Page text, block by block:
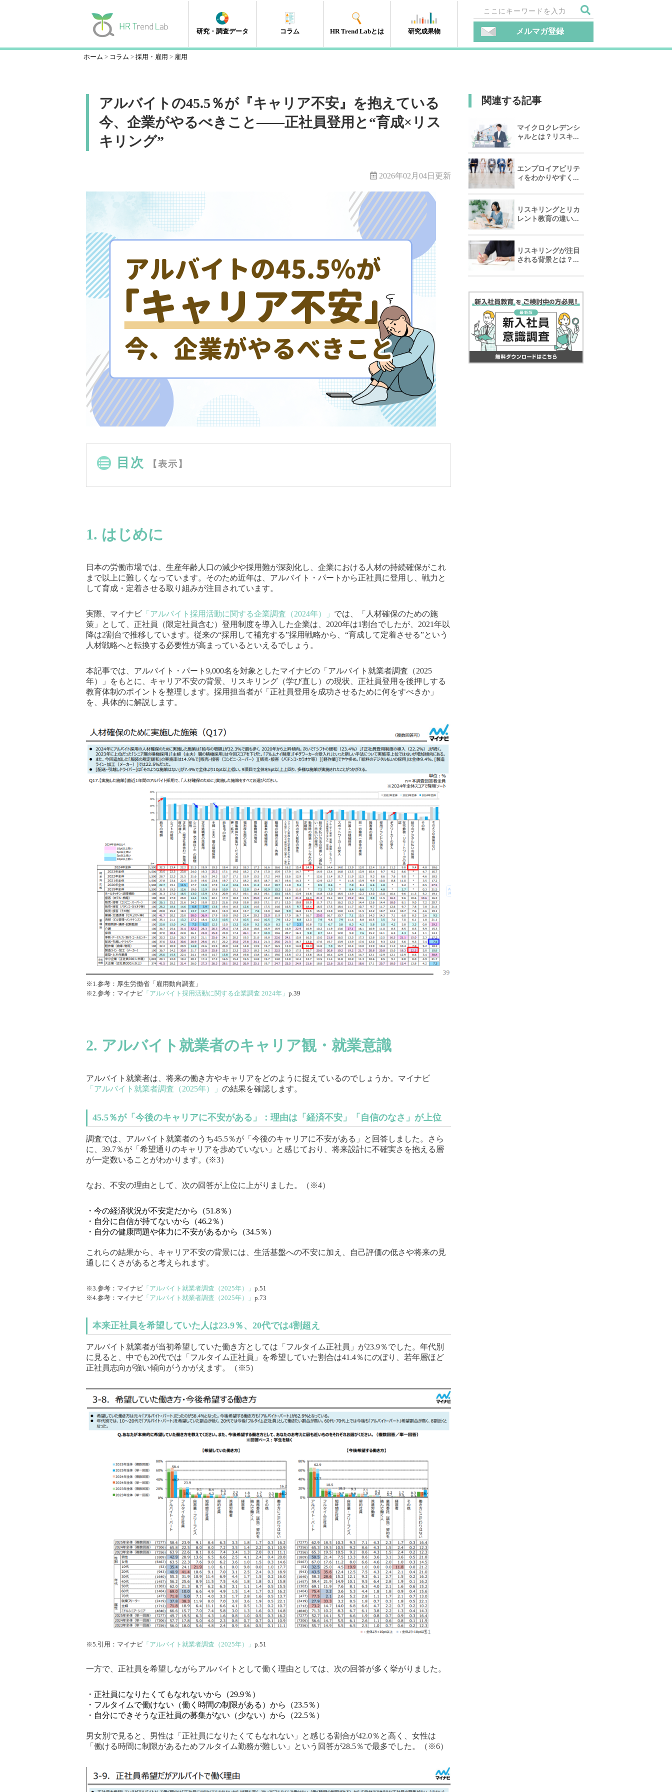
研究・調査データ コラム HR Trend Labとは 研究成果物 メルマガ登録
ホーム コラム 採用・雇用 雇用
アルバイトの45.5％が『キャリア不安』を抱えている
今、企業がやるべきこと――正社員登用と“育成×リス
キリング”
2026年02月04日更新
目次 【表示】
1. はじめに
日本の労働市場では、生産年齢人口の減少や採用難が深刻化し、企業における人材の持続確保がこれ
まで以上に難しくなっています。そのため近年は、アルバイト・パートから正社員に登用し、戦力と
して育成・定着させる取り組みが注目されています。
実際、マイナビ 「アルバイト採用活動に関する企業調査（2024年）」 では、「人材確保のための施
策」として、正社員（限定社員含む）登用制度を導入した企業は、2020年は1割台でしたが、2021年以
降は2割台で推移しています。従来の“採用して補充する”採用戦略から、“育成して定着させる”という
人材戦略へと転換する必要性が高まっているといえるでしょう。
本記事では、アルバイト・パート9,000名を対象としたマイナビの「アルバイト就業者調査（2025
年）」をもとに、キャリア不安の背景、リスキリング（学び直し）の現状、正社員登用を後押しする
教育体制のポイントを整理します。採用担当者が「正社員登用を成功させるために何をすべきか」
を、具体的に解説します。
※1.参考：厚生労働省「雇用動向調査」
※2.参考：マイナビ 「アルバイト採用活動に関する企業調査 2024年」 p.39
2. アルバイト就業者のキャリア観・就業意識
アルバイト就業者は、将来の働き方やキャリアをどのように捉えているのでしょうか。マイナビ
「アルバイト就業者調査（2025年）」 の結果を確認します。
45.5％が「今後のキャリアに不安がある」：理由は「経済不安」「自信のなさ」が上位
調査では、アルバイト就業者のうち45.5％が「今後のキャリアに不安がある」と回答しました。さら
に、39.7％が「希望通りのキャリアを歩めていない」と感じており、将来設計に不確実さを抱える層
が一定数いることがわかります。(※3）
なお、不安の理由として、次の回答が上位に上がりました。（※4）
・今の経済状況が不安定だから（51.8％）
・自分に自信が持てないから（46.2％）
・自分の健康問題や体力に不安があるから（34.5％）
これらの結果から、キャリア不安の背景には、生活基盤への不安に加え、自己評価の低さや将来の見
通しにくさがあると考えられます。
※3.参考：マイナビ 「アルバイト就業者調査（2025年）」 p.51
※4.参考：マイナビ 「アルバイト就業者調査（2025年）」 p.73
本来正社員を希望していた人は23.9％、20代では4割超え
アルバイト就業者が当初希望していた働き方としては「フルタイム正社員」が23.9％でした。年代別
に見ると、中でも20代では「フルタイム正社員」を希望していた割合は41.4％にのぼり、若年層ほど
正社員志向が強い傾向がうかがえます。（※5）
※5.引用：マイナビ 「アルバイト就業者調査（2025年）」 p.51
一方で、正社員を希望しながらアルバイトとして働く理由としては、次の回答が多く挙がりました。
・正社員になりたくてもなれないから（29.9％）
・フルタイムで働けない（働く時間の制限がある）から（23.5％）
・自分にできそうな正社員の募集がない（少ない）から（22.5％）
男女別で見ると、男性は「正社員になりたくてもなれない」と感じる割合が42.0％と高く、女性は
「働ける時間に制限があるためフルタイム勤務が難しい」という回答が28.5％で最多でした。（※6）
関連する記事
マイクロクレデンシ
ャルとは？リスキ...
エンプロイアビリテ
ィをわかりやすく...
リスキリングとリカ
レント教育の違い...
リスキリングが注目
される背景とは？...